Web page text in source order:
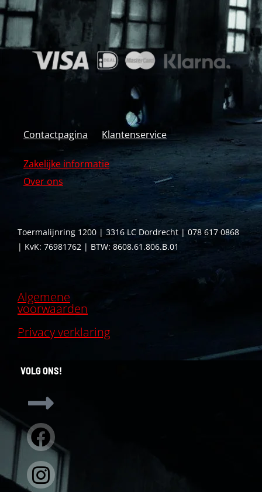
Contactpagina Klantenservice
Zakelijke informatie
Over ons
Toermalijnring 1200 | 3316 LC Dordrecht | 078 617 0868
| KvK: 76981762 | BTW: 8608.61.806.B.01
Algemene
voorwaarden
Privacy verklaring
VOLG ONS!
Facebook
Instagram
Linkedin